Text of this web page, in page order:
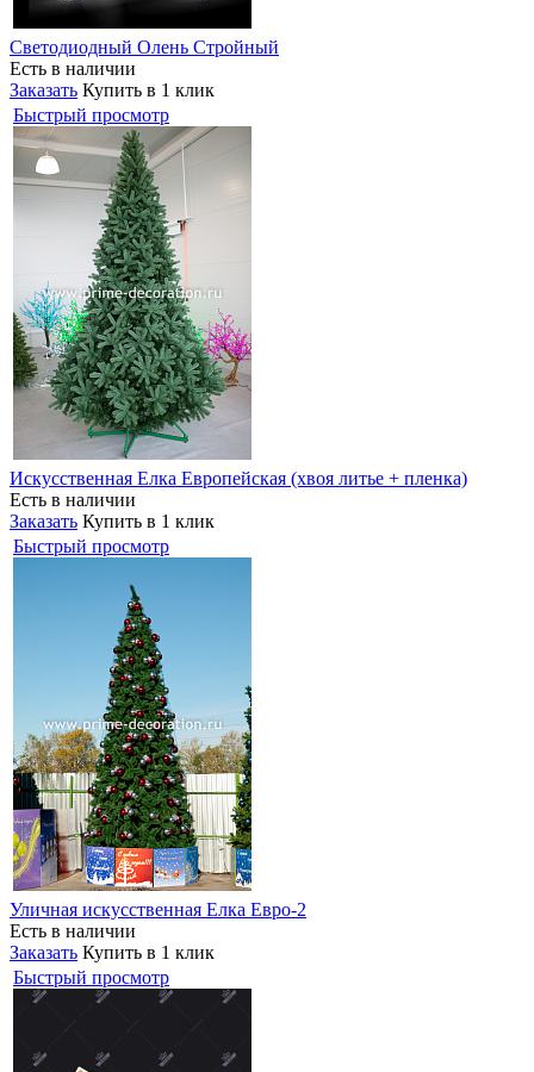
Светодиодный Олень Стройный
Есть в наличии
Заказать Купить в 1 клик
Быстрый просмотр
Искусственная Елка Европейская (хвоя литье + пленка)
Есть в наличии
Заказать Купить в 1 клик
Быстрый просмотр
Уличная искусственная Елка Евро-2
Есть в наличии
Заказать Купить в 1 клик
Быстрый просмотр